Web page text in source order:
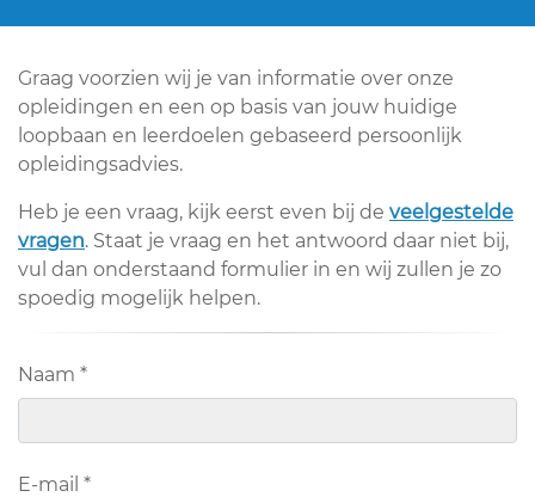
Graag voorzien wij je van informatie over onze
opleidingen en een op basis van jouw huidige
loopbaan en leerdoelen gebaseerd persoonlijk
opleidingsadvies.
Heb je een vraag, kijk eerst even bij de veelgestelde
vragen. Staat je vraag en het antwoord daar niet bij,
vul dan onderstaand formulier in en wij zullen je zo
spoedig mogelijk helpen.
Naam *
E-mail *